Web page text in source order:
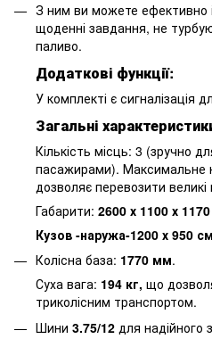
З ним ви можете ефективно
щоденні завдання, не
паливо.
Додаткові функції:
У комплекті є сигналізація
Загальні
Кількість місць: 3 (зручно
пасажирами). Максимальне
дозволяє перевозити великі
Габарити: 2600 х 1100 х
Кузов -наружа-1200 х 950
Колісна база: 1770 мм.
Суха вага: 194 кг, що
триколісним транспортом.
Шини 3.75/12 для надійного